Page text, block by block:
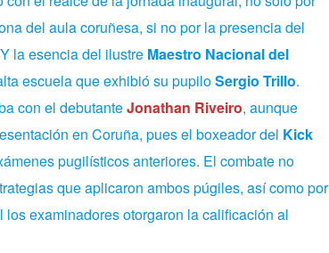
del aula coruñesa, si no por la presencia del
la esencia del ilustre Maestro Nacional del
escuela que exhibió su pupiloSergio Trillo.
con el debutanteJonathan Riveiro, aunque
en Coruña, pues el boxeador del Kick
pugilísticos anteriores. El combate no
que aplicaron ambos púgiles, así como por
examinadores otorgaron la calificación al